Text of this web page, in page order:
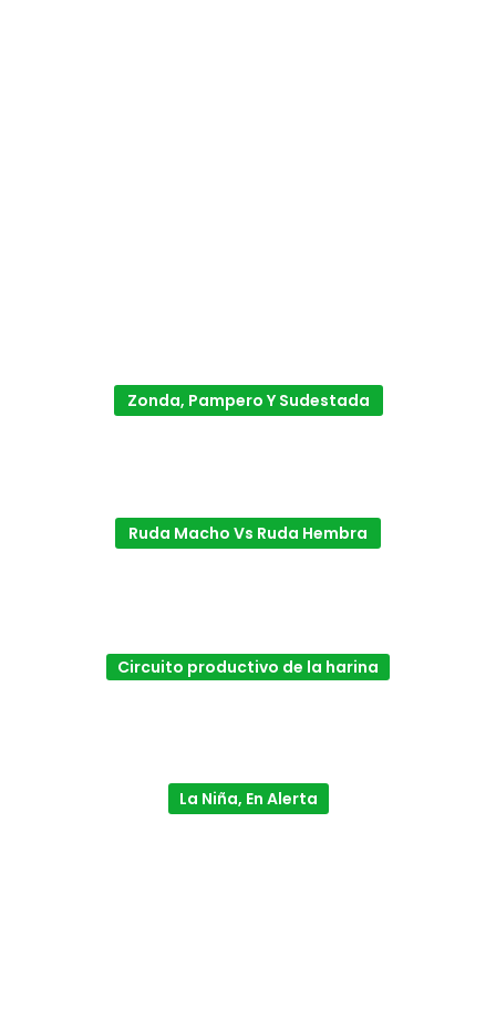
Zonda, Pampero Y Sudestada
Ruda Macho Vs Ruda Hembra
Circuito productivo de la harina
La Niña, En Alerta